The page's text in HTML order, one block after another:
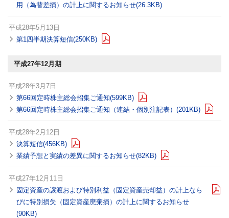
用（為替差損）の計上に関するお知らせ(26.3KB)
平成28年5月13日
第1四半期決算短信(250KB)
平成27年12月期
平成28年3月7日
第66回定時株主総会招集ご通知(599KB)
第66回定時株主総会招集ご通知（連結・個別注記表）(201KB)
平成28年2月12日
決算短信(456KB)
業績予想と実績の差異に関するお知らせ(82KB)
平成27年12月11日
固定資産の譲渡および特別利益（固定資産売却益）の計上なら
びに特別損失（固定資産廃棄損）の計上に関するお知らせ
(90KB)